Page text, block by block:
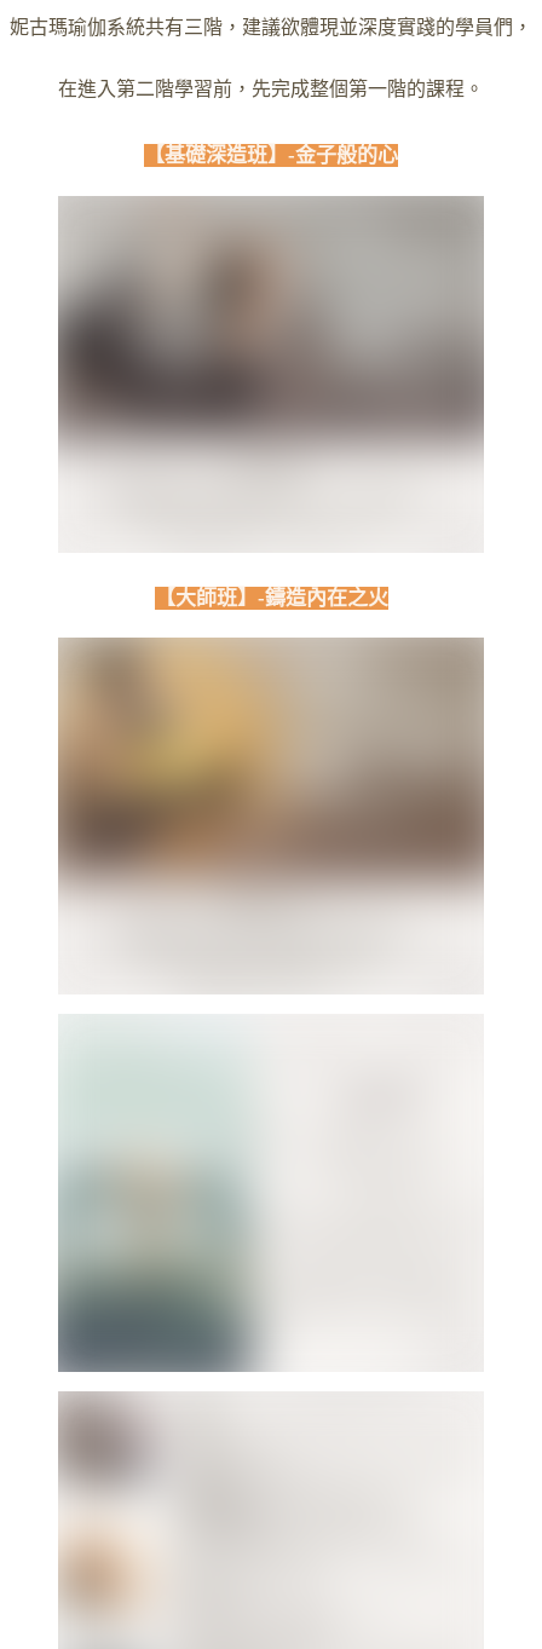
妮古瑪瑜伽系統共有三階，建議欲體現並深度實踐的學員們，
在進入第二階學習前，先完成整個第一階的課程。
【基礎深造班】-金子般的心
【大師班】-鑄造內在之火